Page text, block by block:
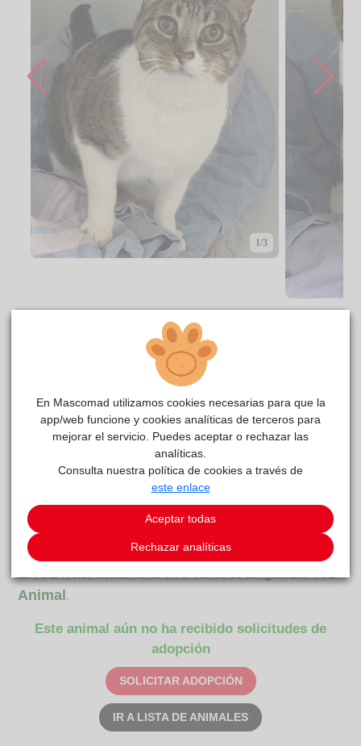
1/3
CENTRO DE ACOGIDA
Animal.
Este animal aún no ha recibido solicitudes de
adopción
SOLICITAR ADOPCIÓN
IR A LISTA DE ANIMALES
En Mascomad utilizamos cookies necesarias para que la
app/web funcione y cookies analíticas de terceros para
mejorar el servicio. Puedes aceptar o rechazar las
analíticas.
Consulta nuestra política de cookies a través de
este enlace
Aceptar todas
Rechazar analíticas